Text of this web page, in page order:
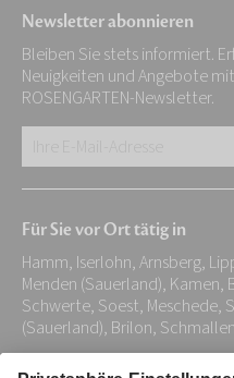
Newsletter abonnieren
Bleiben Sie stets informiert.
Neuigkeiten und Angebote
ROSENGARTEN-Newsletter.
Adresse:
*
Für Sie vor Ort tätig in
Hamm, Iserlohn, Arnsberg,
Menden (Sauerland), Kamen,
Schwerte, Soest, Meschede,
(Sauerland), Brilon,